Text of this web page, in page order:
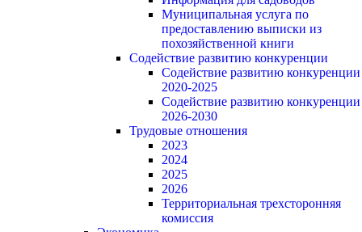
Муниципальная услуга по
предоставлению выписки из
похозяйственной книги
Содействие развитию конкуренции
Содействие развитию конкуренции
2020-2025
Содействие развитию конкуренции
2026-2030
Трудовые отношения
2023
2024
2025
2026
Территориальная трехсторонняя
комиссия